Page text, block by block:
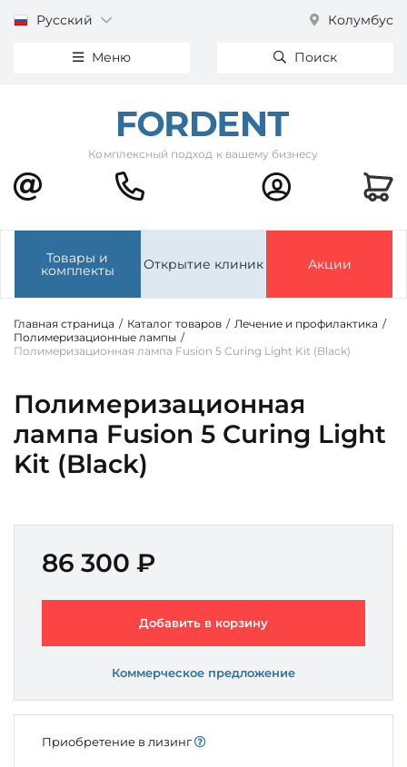
Русский Колумбус
Меню Поиск
Комплексный подход к вашему бизнесу
Товары и
комплекты Открытие клиник Акции
Главная страница / Каталог товаров / Лечение и профилактика /
Полимеризационные лампы /
Полимеризационная лампа Fusion 5 Curing Light Kit (Black)
Полимеризационная
лампа Fusion 5 Curing Light
Kit (Black)
86 300 ₽
Добавить в корзину
Коммерческое предложение
Приобретение в лизинг